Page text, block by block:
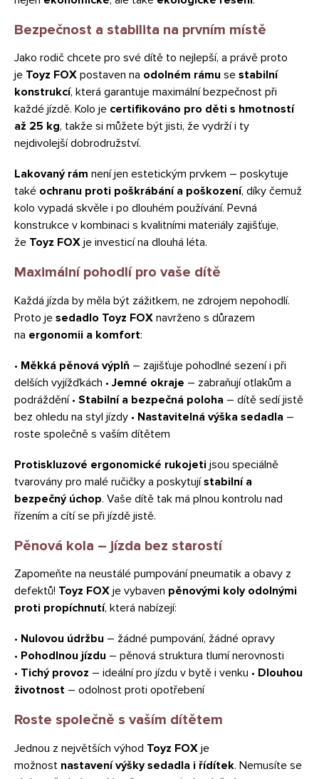
Bezpečnost a stabilita na prvním místě
Jako rodič chcete pro své dítě to nejlepší, a právě proto
je Toyz FOX postaven na odolném rámu se stabilní
konstrukcí, která garantuje maximální bezpečnost při
každé jízdě. Kolo je certifikováno pro děti s hmotností
až 25 kg, takže si můžete být jisti, že vydrží i ty
nejdivolejší dobrodružství.
Lakovaný rám není jen estetickým prvkem – poskytuje
také ochranu proti poškrábání a poškození, díky čemuž
kolo vypadá skvěle i po dlouhém používání. Pevná
konstrukce v kombinaci s kvalitními materiály zajišťuje,
že Toyz FOX je investicí na dlouhá léta.
Maximální pohodlí pro vaše dítě
Každá jízda by měla být zážitkem, ne zdrojem nepohodlí.
Proto je sedadlo Toyz FOX navrženo s důrazem
na ergonomii a komfort:
• Měkká pěnová výplň – zajišťuje pohodlné sezení i při
delších vyjížďkách • Jemné okraje – zabraňují otlakům a
podráždění • Stabilní a bezpečná poloha – dítě sedí jistě
bez ohledu na styl jízdy • Nastavitelná výška sedadla –
roste společně s vaším dítětem
Protiskluzové ergonomické rukojeti jsou speciálně
tvarovány pro malé ručičky a poskytují stabilní a
bezpečný úchop. Vaše dítě tak má plnou kontrolu nad
řízením a cítí se při jízdě jistě.
Pěnová kola – jízda bez starostí
Zapomeňte na neustálé pumpování pneumatik a obavy z
defektů! Toyz FOX je vybaven pěnovými koly odolnými
proti propíchnutí, která nabízejí:
• Nulovou údržbu – žádné pumpování, žádné opravy
• Pohodlnou jízdu – pěnová struktura tlumí nerovnosti
• Tichý provoz – ideální pro jízdu v bytě i venku • Dlouhou
životnost – odolnost proti opotřebení
Roste společně s vaším dítětem
Jednou z největších výhod Toyz FOX je
možnost nastavení výšky sedadla i řídítek. Nemusíte se